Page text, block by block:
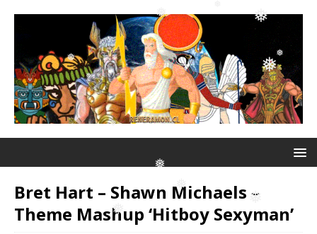
❅
❅ ❅
❅
❅
❅
❅
Bret Hart – Shawn Michaels –
Theme Mashup ‘Hitboy Sexyman’